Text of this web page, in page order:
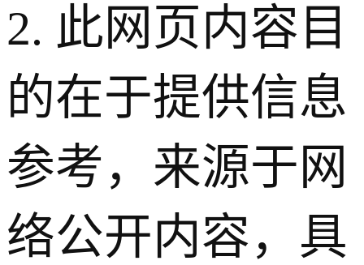
2. 此网页内容目
的在于提供信息
参考，来源于网
络公开内容，具